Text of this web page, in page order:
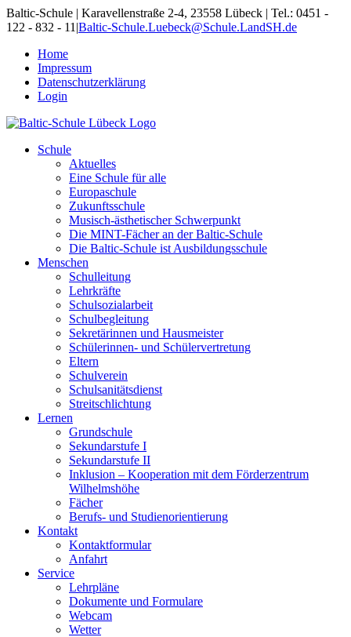
Skip
to
Baltic-Schule | Karavellenstraße 2-4, 23558 Lübeck | Tel.: 0451 -
122 - 832 - 11 |Baltic-Schule.Luebeck@Schule.LandSH.de
Home
Impressum
Datenschutzerklärung
Login
Schule
Aktuelles
Eine Schule für alle
Europaschule
Zukunftsschule
Musisch-ästhetischer Schwerpunkt
Die MINT-Fächer an der Baltic-Schule
Die Baltic-Schule ist Ausbildungsschule
Menschen
Schulleitung
Lehrkräfte
Schulsozialarbeit
Schulbegleitung
Sekretärinnen und Hausmeister
Schülerinnen- und Schülervertretung
Eltern
Schulverein
Schulsanitätsdienst
Streitschlichtung
Lernen
Grundschule
Sekundarstufe I
Sekundarstufe II
Inklusion – Kooperation mit dem Förderzentrum
Wilhelmshöhe
Fächer
Berufs- und Studienorientierung
Kontakt
Kontaktformular
Anfahrt
Service
Lehrpläne
Dokumente und Formulare
Webcam
Wetter